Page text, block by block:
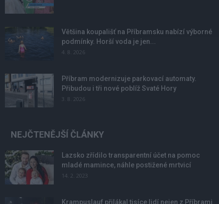
Většina koupališť na Příbramsku nabízí výborné
podmínky. Horší voda je jen...
4. 8. 2026
Příbram modernizuje parkovací automaty.
Přibudou i tři nové poblíž Svaté Hory
3. 8. 2026
NEJČTENĚJŠÍ ČLÁNKY
Lazsko zřídilo transparentní účet na pomoc
mladé mamince, náhle postižené mrtvicí
14. 2. 2023
Krampuslauf přilákal tisíce lidí nejen z Příbrami